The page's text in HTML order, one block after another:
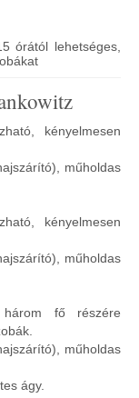
órától lehetséges,
kényelmesen
műholdas
kényelmesen
műholdas
fő részére
műholdas
ágy.